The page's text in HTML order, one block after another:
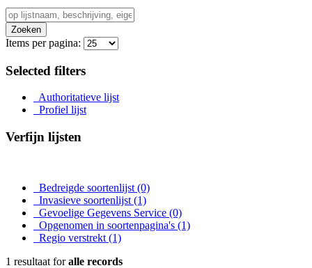
Zoeken
Items per pagina:
Selected filters
Authoritatieve lijst
Profiel lijst
Verfijn lijsten
Bedreigde soortenlijst (0)
Invasieve soortenlijst (1)
Gevoelige Gegevens Service (0)
Opgenomen in soortenpagina's (1)
Regio verstrekt (1)
1 resultaat foralle records